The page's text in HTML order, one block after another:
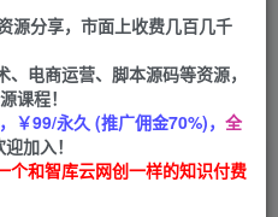
APP下载
GO
手机实现日入200+
源分享，市面上收费几百几千
电商运营、脚本源码等资源，
课程！
￥99/永久 (推广佣金70%)， 全
加入！
个和智库云网创一样的知识付费